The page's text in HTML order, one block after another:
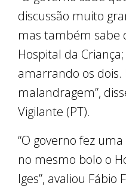
discussão muito
mas também sabe
Hospital da
amarrando os
malandragem”,
Vigilante (PT).
“O governo fez
no mesmo bolo o
Iges”, avaliou Fábio